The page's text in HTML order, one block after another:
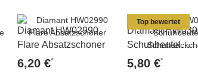
Diamant HW02990
Flare Absatzschoner
6,20 €*
Top bewertet
Diamant
Schuhbeutel
Schuhsäckchen
5,80 €*